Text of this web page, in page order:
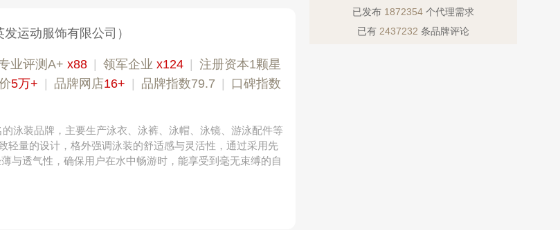
发运动服饰有限公司）
业评测A+ x88 领军企业 x124
注册资本1颗星
5万+ 品牌网店16+ 品牌指数79.7
口碑指数
泳装品牌，主要生产泳衣、泳裤、泳帽、泳镜、游泳配件等
轻量的设计，格外强调泳装的舒适感与灵活性，通过采用先
与透气性，确保用户在水中畅游时，能享受到毫无束缚的自
已发布 1872354 个代理需求
已有 2437232 条品牌评论